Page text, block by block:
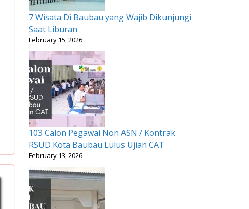
7 Wisata Di Baubau yang Wajib Dikunjungi
Saat Liburan
February 15, 2026
103 Calon Pegawai Non ASN / Kontrak
RSUD Kota Baubau Lulus Ujian CAT
February 13, 2026